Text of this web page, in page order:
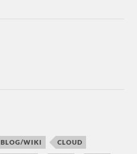
BLOG/WIKI CLOUD